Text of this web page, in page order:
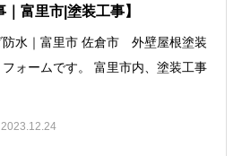
｜富里市|塗装工事】
防水｜富里市 佐倉市 外壁屋根塗装
ォームです。 富里市内、塗装工事
2023.12.24